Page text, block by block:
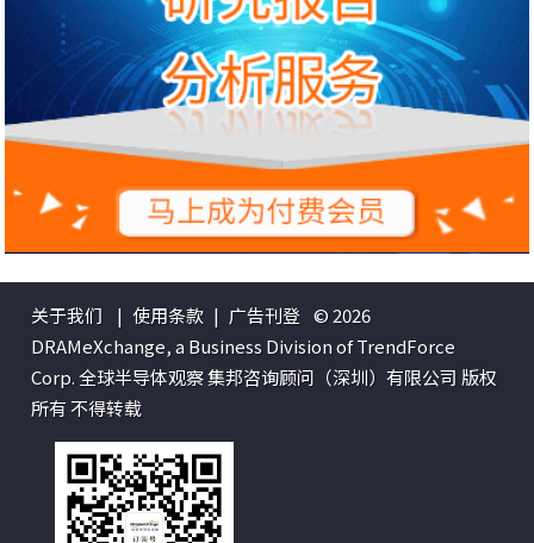
关于我们 | 使用条款 | 广告刊登 © 2026
DRAMeXchange, a Business Division of TrendForce
Corp. 全球半导体观察 集邦咨询顾问（深圳）有限公司 版权
所有 不得转载